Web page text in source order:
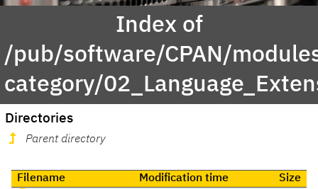
Index of
/pub/software/CPAN/
category/
Directories
Parent directory
Filename Modification time
Size